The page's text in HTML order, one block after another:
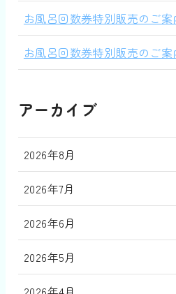
お風呂回数券特別販売のご
お風呂回数券特別販売のご
アーカイブ
2026年8月
2026年7月
2026年6月
2026年5月